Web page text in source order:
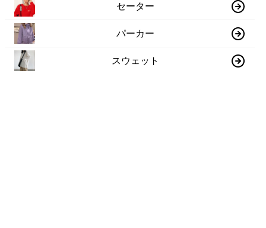
セーター
パーカー
スウェット